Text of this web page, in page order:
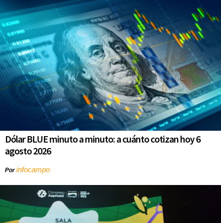
Dólar BLUE minuto a minuto: a cuánto cotizan hoy 6
agosto 2026
Porinfocampo